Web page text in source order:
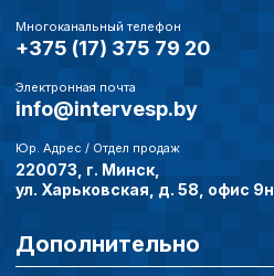
Многоканальный телефон
+375 (17) 375 79 20
Электронная почта
info@intervesp.by
Юр. Адрес / Отдел продаж
220073, г. Минск,
ул. Харьковская, д. 58, офис 9н
Дополнительно